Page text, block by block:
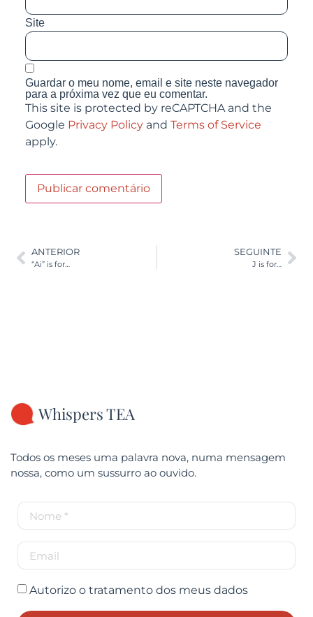
Site
Guardar o meu nome, email e site neste navegador
para a próxima vez que eu comentar.
This site is protected by reCAPTCHA and the
Google Privacy Policyand Terms of Service
apply.
ANTERIOR
“Ai” is for…
SEGUINTE
J is for…
Whispers TEA
Todos os meses uma palavra nova, numa mensagem
nossa, como um sussurro ao ouvido.
Autorizo o tratamento dos meus dados